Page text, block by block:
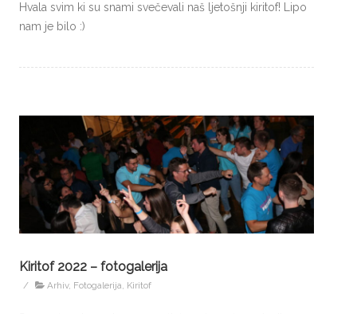
Hvala svim ki su snami svečevali naš ljetošnji kiritof! Lipo
nam je bilo :)
Kiritof 2022 – fotogalerija
/ Arhiv, Fotogalerija, Kiritof